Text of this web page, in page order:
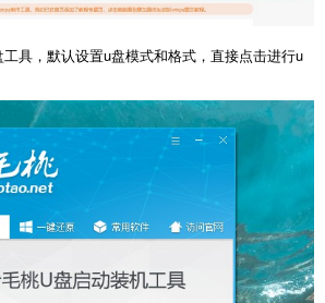
具，默认设置u盘模式和格式，直接点击进行u